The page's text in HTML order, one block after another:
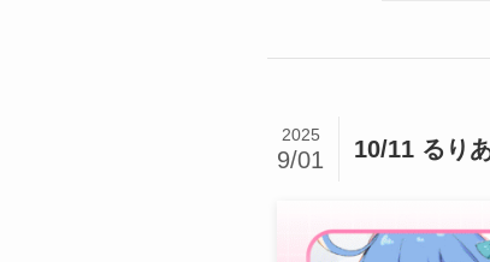
10/11 るり
2025
9/01